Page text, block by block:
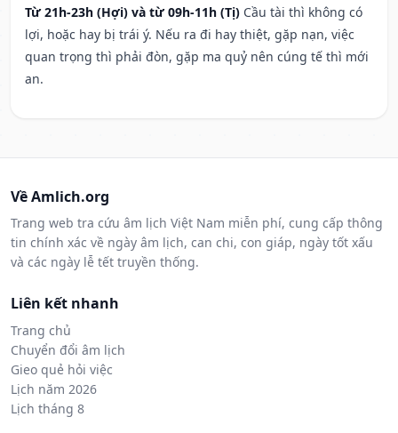
Từ 21h-23h (Hợi) và từ 09h-11h (Tị) Cầu tài thì không có
lợi, hoặc hay bị trái ý. Nếu ra đi hay thiệt, gặp nạn, việc
quan trọng thì phải đòn, gặp ma quỷ nên cúng tế thì mới
an.
Về Amlich.org
Trang web tra cứu âm lịch Việt Nam miễn phí, cung cấp thông
tin chính xác về ngày âm lịch, can chi, con giáp, ngày tốt xấu
và các ngày lễ tết truyền thống.
Liên kết nhanh
Trang chủ
Chuyển đổi âm lịch
Gieo quẻ hỏi việc
Lịch năm 2026
Lịch tháng 8